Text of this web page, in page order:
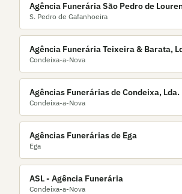
Agência Funerária São Pedro de
Lda.
S. Pedro de Gafanhoeira
Agência Funerária Teixeira & Barata,
Condeixa-a-Nova
Agências Funerárias de Condeixa, Lda.
Condeixa-a-Nova
Agências Funerárias de Ega
Ega
ASL - Agência Funerária
Condeixa-a-Nova